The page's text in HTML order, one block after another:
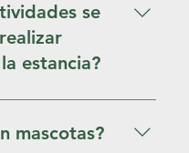
se
estancia?
a caballo, tours
pong, paseos en
de mesa,
mascotas?